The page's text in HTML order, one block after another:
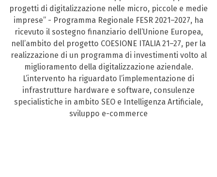
progetti di digitalizzazione nelle micro, piccole e medie
imprese” - Programma Regionale FESR 2021–2027, ha
ricevuto il sostegno finanziario dell’Unione Europea,
nell’ambito del progetto COESIONE ITALIA 21–27, per la
realizzazione di un programma di investimenti volto al
miglioramento della digitalizzazione aziendale.
L’intervento ha riguardato l’implementazione di
infrastrutture hardware e software, consulenze
specialistiche in ambito SEO e Intelligenza Artificiale,
sviluppo e-commerce